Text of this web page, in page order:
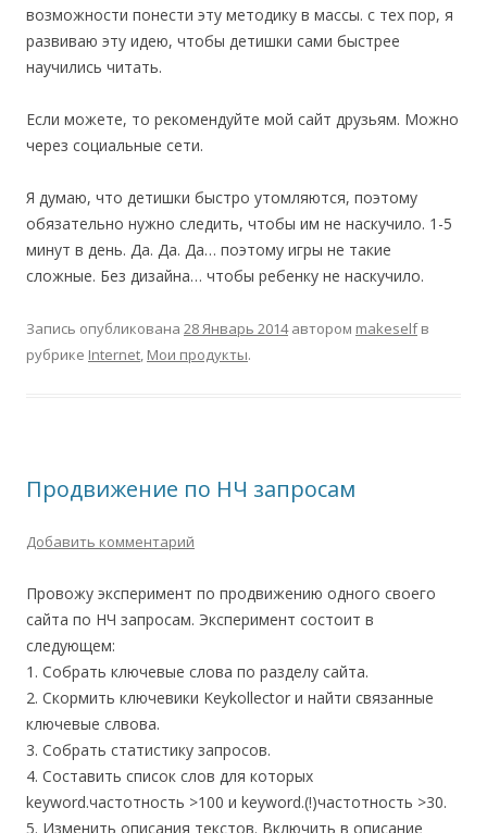
возможности понести эту методику в массы. с тех пор, я
развиваю эту идею, чтобы детишки сами быстрее
научились читать.
Если можете, то рекомендуйте мой сайт друзьям. Можно
через социальные сети.
Я думаю, что детишки быстро утомляются, поэтому
обязательно нужно следить, чтобы им не наскучило. 1-5
минут в день. Да. Да. Да… поэтому игры не такие
сложные. Без дизайна… чтобы ребенку не наскучило.
Запись опубликована 28 Январь 2014автором makeselfв
рубрике Internet, Мои продукты.
Продвижение по НЧ запросам
Добавить комментарий
Провожу эксперимент по продвижению одного своего
сайта по НЧ запросам. Эксперимент состоит в
следующем:
1. Собрать ключевые слова по разделу сайта.
2. Скормить ключевики Keykollector и найти связанные
ключевые слвова.
3. Собрать статистику запросов.
4. Составить список слов для которых
keyword.частотность >100 и keyword.(!)частотность >30.
5. Изменить описания текстов. Включить в описание